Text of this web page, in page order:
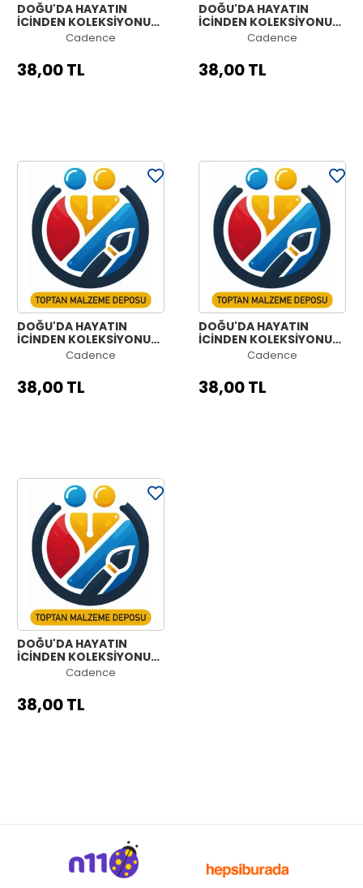
DOĞU'DA HAYATIN
İÇİNDEN KOLEKSİYONU
OE-05 30X42CM
Cadence
38,00 TL
DOĞU'DA HAYATIN
İÇİNDEN KOLEKSİYONU
OE-04 30X42CM
Cadence
38,00 TL
DOĞU'DA HAYATIN
İÇİNDEN KOLEKSİYONU
OE-03 30X42CM
Cadence
38,00 TL
DOĞU'DA HAYATIN
İÇİNDEN KOLEKSİYONU
OE-02 30X42CM
Cadence
38,00 TL
DOĞU'DA HAYATIN
İÇİNDEN KOLEKSİYONU
OE-01 30X42CM
Cadence
38,00 TL